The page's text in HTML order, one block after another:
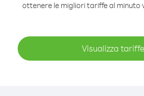
ottenere le migliori tariffe al minuto
Visualizza tariffe